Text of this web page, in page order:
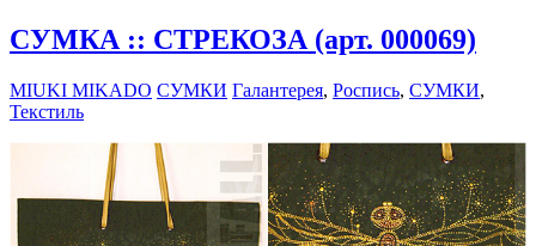
СУМКА :: СТРЕКОЗА (арт. 000069)
MIUKI MIKADO СУМКИ Галантерея, Роспись, СУМКИ,
Текстиль